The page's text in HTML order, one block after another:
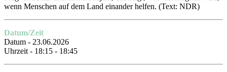
wenn Menschen auf dem Land einander helfen. (Text: NDR)
Datum/Zeit
Datum - 23.06.2026
Uhrzeit - 18:15 - 18:45